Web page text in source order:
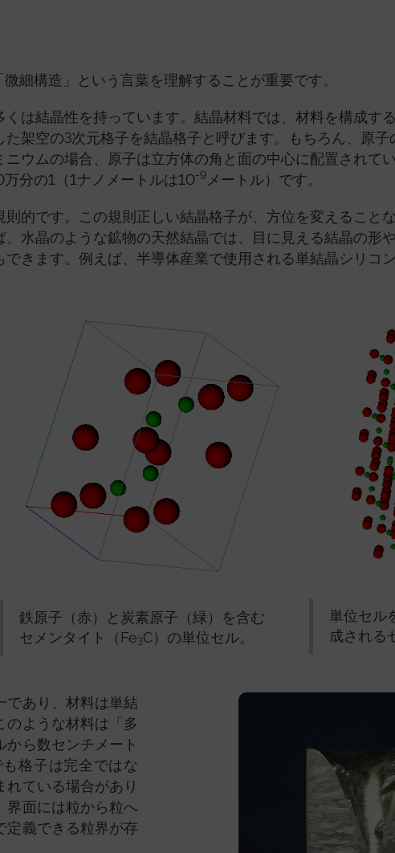
細構造」という言葉を理解することが重要です。
くは結晶性を持っています。結晶材料では、材料を構成す
た架空の3次元格子を結晶格子と呼びます。もちろん、原
ニウムの場合、原子は立方体の角と面の中心に配置されて
分の1（1ナノメートルは10-9 メートル）です。
則的です。この規則正しい結晶格子が、方位を変えること
、水晶のような鉱物の天然結晶では、目に見える結晶の形
できます。例えば、半導体産業で使用される単結晶シリコ
鉄原子（赤）と炭素原子（緑）を含む
セメンタイト（Fe3C）の単位セル。
単位セル
成される
であり、材料は単結
のような材料は「多
から数センチメート
格子は完全ではな
れている場合があり
界面には粒から粒へ
定義できる粒界が存